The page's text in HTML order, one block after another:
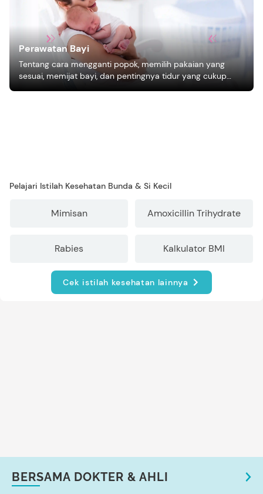
Perawatan Bayi
Tentang cara mengganti popok, memilih pakaian yang
sesuai, memijat bayi, dan pentingnya tidur yang cukup
bagi pertumbuhan bayi.
Pelajari Istilah Kesehatan Bunda & Si Kecil
Mimisan Amoxicillin Trihydrate
Rabies Kalkulator BMI
Cek istilah kesehatan lainnya
BERSAMA DOKTER & AHLI